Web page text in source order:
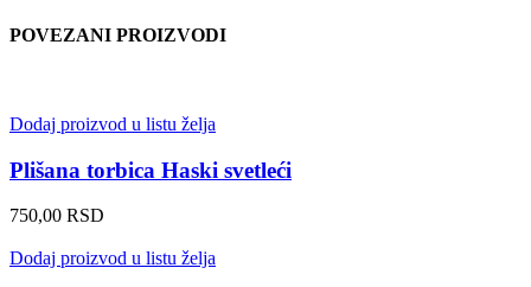
POVEZANI PROIZVODI
Dodaj proizvod u listu želja
Plišana torbica Haski svetleći
750,00 RSD
Dodaj proizvod u listu želja